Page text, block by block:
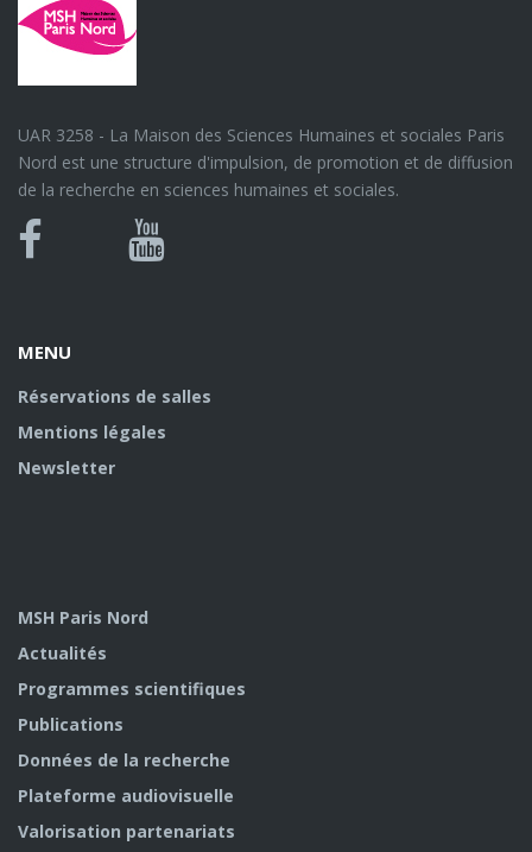
UAR 3258 - La Maison des Sciences Humaines et sociales Paris
Nord est une structure d'impulsion, de promotion et de diffusion
de la recherche en sciences humaines et sociales.
Bluesky
Canal
MENU
Réservations de salles
Mentions légales
Newsletter
MSH Paris Nord
Actualités
Programmes scientifiques
Publications
Données de la recherche
Plateforme audiovisuelle
Valorisation partenariats